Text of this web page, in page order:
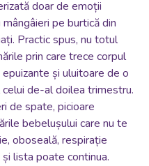
doar de emoții
pe burtică din
Practic spus, nu totul
prin care trece corpul
și uluitoare de o
de-al doilea trimestru.
de spate, picioare
bebelușului care nu te
oboseală, respirație
lista poate continua.